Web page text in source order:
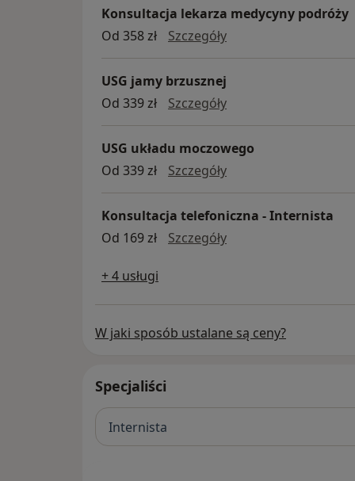
Konsultacja lekarza medycyny podróży
Od 358 zł
Szczegółykonsultacja lekarza
USG jamy brzusznej
Od 339 zł
SzczegółyUSG jamy brzusznej
USG układu moczowego
Od 339 zł
SzczegółyUSG układu
Konsultacja telefoniczna - Internista
Od 169 zł
SzczegółyKonsultacja
+ 4 usługi
W jaki sposób ustalane są ceny?
Specjaliści
Internista